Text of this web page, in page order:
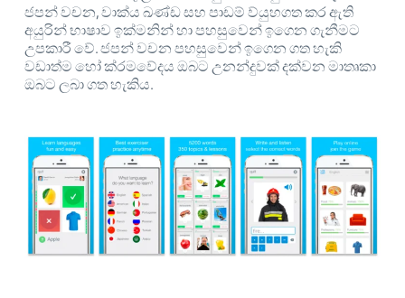
ජපන් වචන, වාක්ය ඛණ්ඩ සහ පාඩම් ව්යුහගත කර ඇති
අයුරින් භාෂාව ඉක්මනින් හා පහසුවෙන් ඉගෙන ගැනීමට
උපකාරී වේ. ජපන් වචන පහසුවෙන් ඉගෙන ගත හැකි
වඩාත්ම හෝ ක්රමවේදය ඔබට උනන්දුවක් දක්වන මාතෘකා
ඔබට ලබා ගත හැකිය.